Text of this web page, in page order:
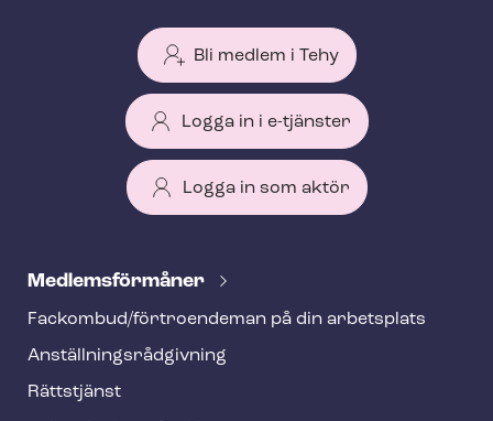
Bli medlem i Tehy
Logga in i e-tjänster
Logga in som aktör
e
f
o
Med­lems­för­må­ner
Fackombud/förtroendeman på din arbetsplats
An­ställ­nings­råd­giv­ning
Rättstjänst